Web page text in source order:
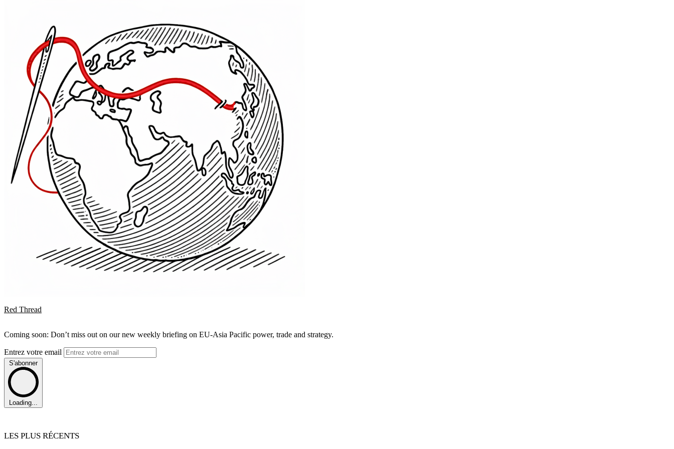
Red Thread
Coming soon: Don’t miss out on our new weekly briefing on EU-Asia Pacific power, trade and strategy.
Entrez votre email
S'abonner
Loading...
LES PLUS RÉCENTS